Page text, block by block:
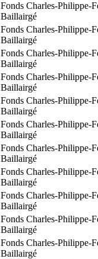
Fonds Charles-Philippe-
Baillairgé
Fonds Charles-Philippe-
Baillairgé
Fonds Charles-Philippe-
Baillairgé
Fonds Charles-Philippe-
Baillairgé
Fonds Charles-Philippe-
Baillairgé
Fonds Charles-Philippe-
Baillairgé
Fonds Charles-Philippe-
Baillairgé
Fonds Charles-Philippe-
Baillairgé
Fonds Charles-Philippe-
Baillairgé
Fonds Charles-Philippe-
Baillairgé
Fonds Charles-Philippe-
Baillairgé